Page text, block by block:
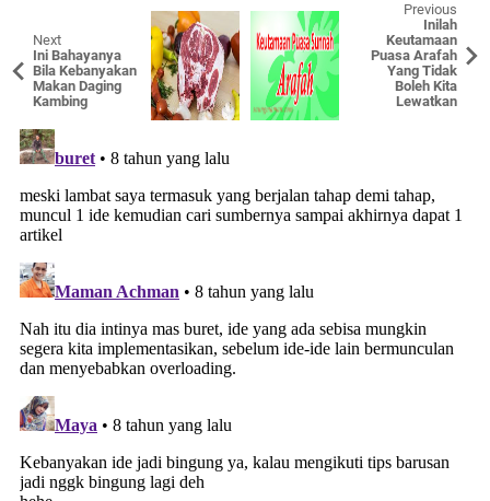
Next
Ini Bahayanya
Bila Kebanyakan
Makan Daging
Kambing
Previous
Inilah
Keutamaan
Puasa Arafah
Yang Tidak
Boleh Kita
Lewatkan